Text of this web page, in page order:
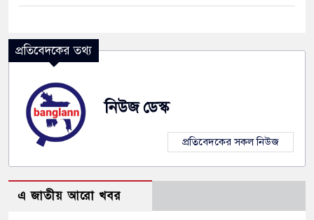
প্রতিবেদকের তথ্য
নিউজ ডেস্ক
প্রতিবেদকের সকল নিউজ
এ জাতীয় আরো খবর